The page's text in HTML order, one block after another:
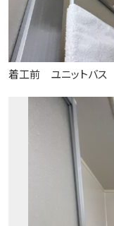
着工前 ユニットバス